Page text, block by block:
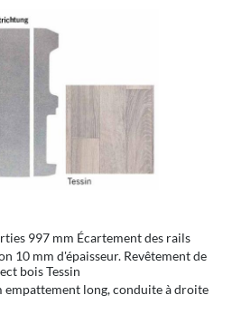
997 mm Écartement des rails
10 mm d'épaisseur. Revêtement de
bois Tessin
empattement long, conduite à droite